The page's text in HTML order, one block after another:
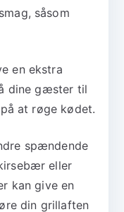
såsom
en ekstra
dine gæster til
at røge kødet.
spændende
eller
kan give en
din grillaften